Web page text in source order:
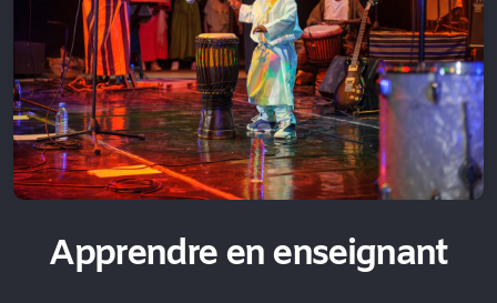
Apprendre en enseignant